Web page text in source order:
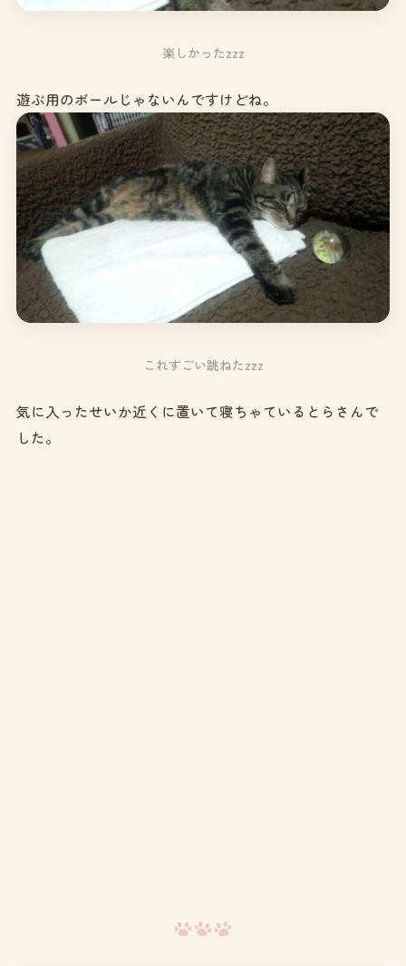
楽しかったzzz
遊ぶ用のボールじゃないんですけどね。
これすごい跳ねたzzz
気に入ったせいか近くに置いて寝ちゃているとらさんで
した。